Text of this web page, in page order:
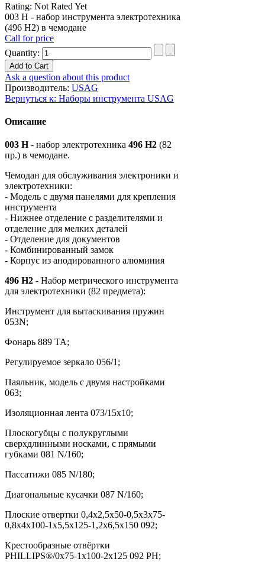
Rating: Not Rated Yet
003 H - набор инструмента электротехника
(496 Н2) в чемодане
Call for price
Quantity:
Ask a question about this product
Производитель: USAG
Вернуться к: Наборы инструмента USAG
Описание
003 Н- набор электротехника 496 Н2 (82
пр.) в чемодане.
Чемодан для обслуживания электроники и
электротехники:
- Модель с двумя панелями для крепления
инструмента
- Нижнее отделение с разделителями и
отделение для мелких деталей
- Отделение для документов
- Комбинированный замок
- Корпус из анодированного алюминия
496 H2 - Набор метрического инструмента
для электротехники (82 предмета):
Инструмент для вытаскивания пружин
053N;
Фонарь 889 TA;
Регулируемое зеркало 056/1;
Паяльник, модель с двумя настройками
063;
Изоляционная лента 073/15x10;
Плоскогубцы с полукруглыми
сверхдлинными носками, с прямыми
губками 081 N/160;
Пассатижи 085 N/180;
Диагональные кусачки 087 N/160;
Плоские отвертки 0,4x2,5x50-0,5x3x75-
0,8x4x100-1x5,5x125-1,2x6,5x150 092;
Крестообразные отвёртки
PHILLIPS®/0x75-1x100-2x125 092 PH;